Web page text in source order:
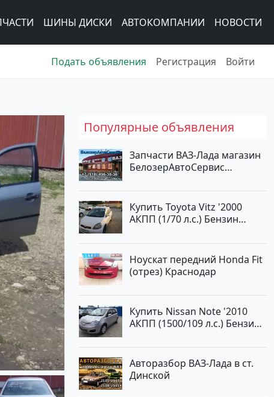
ШИНЫ ДИСКИ АВТОКОМПАНИИ НОВОСТИ
Подать объявления Регистрация Войти
Популярные объявления
Запчасти ВАЗ-Лада магазин
БелозерАвтоСервис
Купить Toyota Vitz '2000
АКПП (1/70 л.с.) Бензин
Белый Хетчбэк по цене
194000 рублей, объявление
№15521 на сайте
Авторынок23
Ноускат передний Honda Fit
(отрез) Краснодар
Купить Nissan Note '2010
АКПП (1500/109 л.с.) Бензин
ЛАВАНДА Хетчбэк по цене
419000 рублей, объявление
№1457 на сайте
Авторынок23
Авторазбор ВАЗ-Лада в ст.
Динской